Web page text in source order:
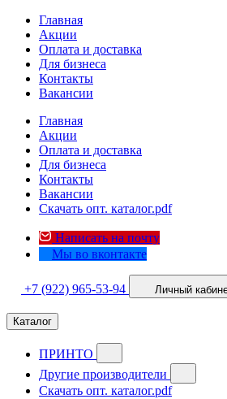
Главная
Акции
Оплата и доставка
Для бизнеса
Контакты
Вакансии
Главная
Акции
Оплата и доставка
Для бизнеса
Контакты
Вакансии
Скачать опт. каталог.pdf
Написать на почту
Мы во вконтакте
+7 (922) 965-53-94 Личный
Каталог
ПРИНТО
Другие производители
Скачать опт. каталог.pdf